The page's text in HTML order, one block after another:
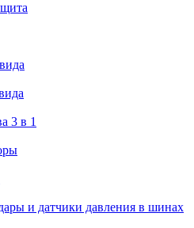
3 в 1
и датчики давления в шинах